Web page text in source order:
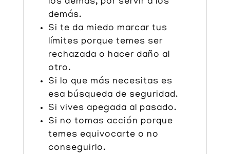
demás.
Si te da miedo marcar tus
límites porque temes ser
rechazada o hacer daño al
otro.
Si lo que más necesitas es
esa búsqueda de seguridad.
Si vives apegada al pasado.
Si no tomas acción porque
temes equivocarte o no
conseguirlo.